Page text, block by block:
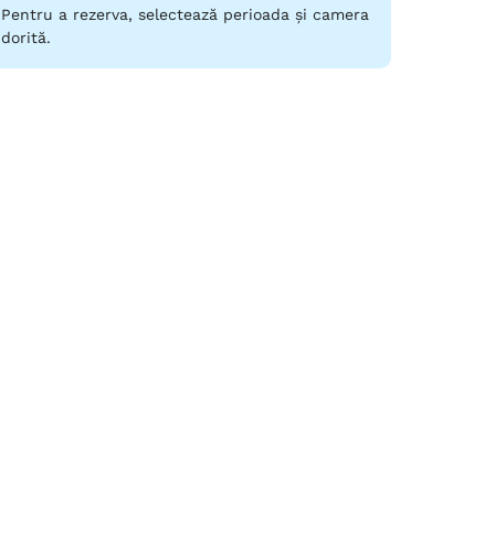
Pentru a rezerva, selectează perioada și camera
dorită.